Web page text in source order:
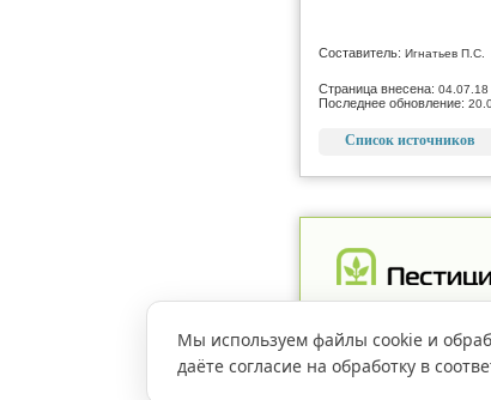
Составитель: Игнатьев П.С.
Страница внесена: 04.07.18
Последнее обновление:
Список источников
Мы используем файлы cookie и
даёте согласие на обработку в